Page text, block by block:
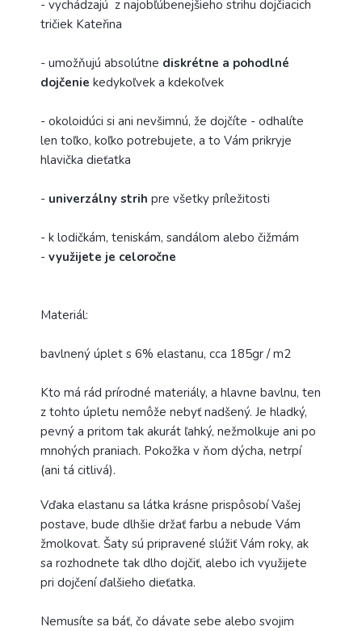
- vychádzajú z najobľúbenejšieho strihu dojčiacich
tričiek Kateřina
- umožňujú absolútne diskrétne a pohodlné
dojčenie kedykoľvek a kdekoľvek
- okoloidúci si ani nevšimnú, že dojčíte - odhalíte
len toľko, koľko potrebujete, a to Vám prikryje
hlavička dieťatka
- univerzálny strih pre všetky príležitosti
- k lodičkám, teniskám, sandálom alebo čižmám
- využijete je celoročne
Materiál:
bavlnený úplet s 6% elastanu, cca 185gr / m2
Kto má rád prírodné materiály, a hlavne bavlnu, ten
z tohto úpletu nemôže nebyť nadšený. Je hladký,
pevný a pritom tak akurát ľahký, nežmolkuje ani po
mnohých praniach. Pokožka v ňom dýcha, netrpí
(ani tá citlivá).
Vďaka elastanu sa látka krásne prispôsobí Vašej
postave, bude dlhšie držať farbu a nebude Vám
žmolkovat. Šaty sú pripravené slúžiť Vám roky, ak
sa rozhodnete tak dlho dojčiť, alebo ich využijete
pri dojčení ďalšieho dieťatka.
Nemusíte sa báť, čo dávate sebe alebo svojim